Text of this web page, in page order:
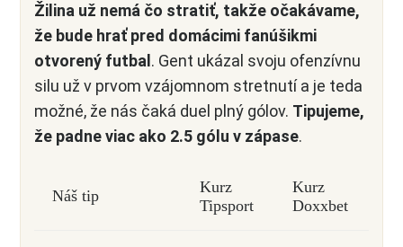
Žilina už nemá čo stratiť, takže očakávame,
že bude hrať pred domácimi fanúšikmi
otvorený futbal . Gent ukázal svoju ofenzívnu
silu už v prvom vzájomnom stretnutí a je teda
možné, že nás čaká duel plný gólov. Tipujeme,
že padne viac ako 2.5 gólu v zápase.
Náš tip
Kurz
Tipsport
Kurz
Doxxbet